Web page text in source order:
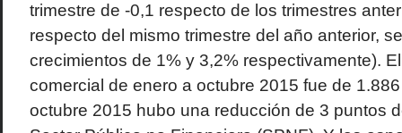
trimestre de -0,1 respecto de los trimestres
respecto del mismo trimestre del año anterior,
crecimientos de 1% y 3,2% respectivamente).
comercial de enero a octubre 2015 fue de
octubre 2015 hubo una reducción de 3 puntos